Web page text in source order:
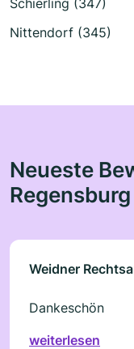
Nittendorf (345)
Neueste
Regensburg
Weidner
Dankeschön
weiterlesen